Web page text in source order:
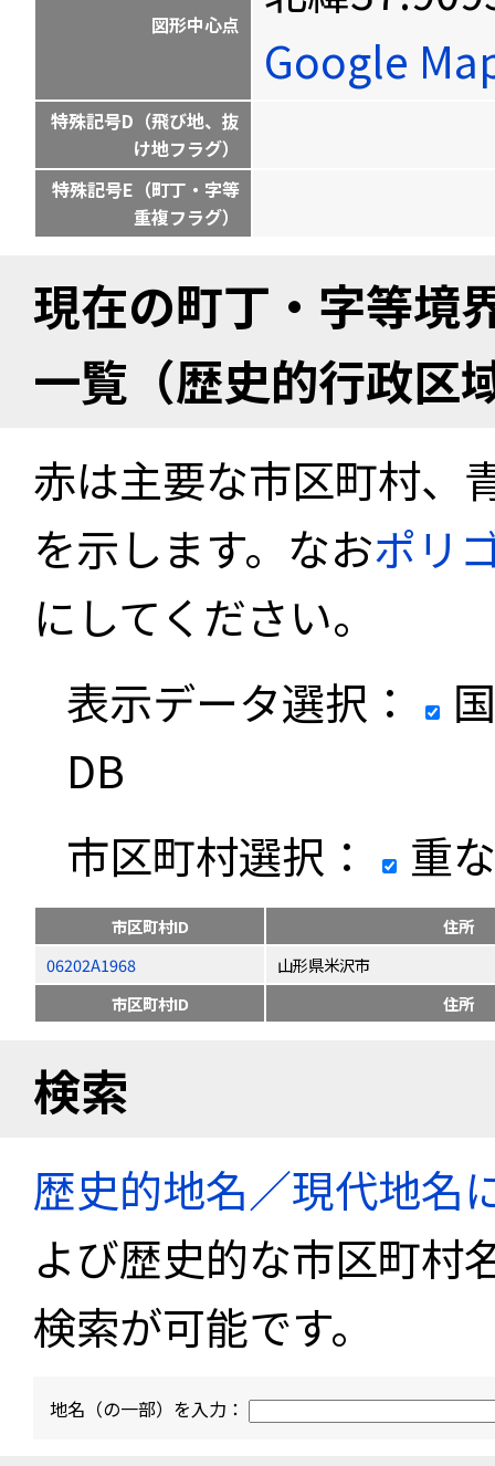
図形中心点
Google
特殊記号D（飛び地、抜
け地フラグ）
特殊記号E（町丁・字等
重複フラグ）
現在の町丁・字等境
一覧（歴史的行政区
赤は主要な市区町村、
を示します。なおポリ
にしてください。
表示データ選択：
DB
市区町村選択：
重
市区町村ID
住所
06202A1968
山形県米沢市
市区町村ID
住所
検索
歴史的地名／現代地名
よび歴史的な市区町村
検索が可能です。
地名（の一部）を入力：